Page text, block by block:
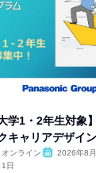
大学1・2年生対象
キャリアデザイ
オンライン
2026年8
1日